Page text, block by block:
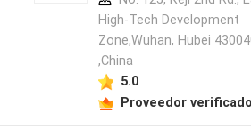
High-Tech Development
Zone,Wuhan, Hubei
,China
5.0
Proveedor verificado